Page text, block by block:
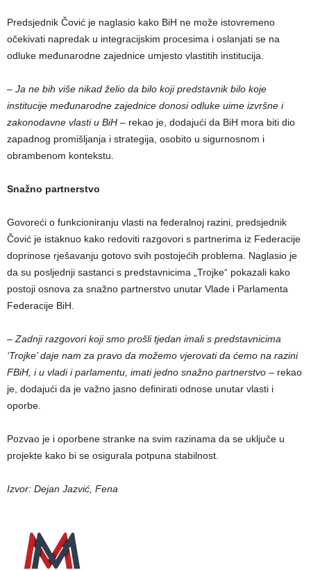
Predsjednik Čović je naglasio kako BiH ne može istovremeno
očekivati napredak u integracijskim procesima i oslanjati se na
odluke međunarodne zajednice umjesto vlastitih institucija.
– Ja ne bih više nikad želio da bilo koji predstavnik bilo koje
institucije međunarodne zajednice donosi odluke uime izvršne i
zakonodavne vlasti u BiH – rekao je, dodajući da BiH mora biti dio
zapadnog promišljanja i strategija, osobito u sigurnosnom i
obrambenom kontekstu.
Snažno partnerstvo
Govoreći o funkcioniranju vlasti na federalnoj razini, predsjednik
Čović je istaknuo kako redoviti razgovori s partnerima iz Federacije
doprinose rješavanju gotovo svih postojećih problema. Naglasio je
da su posljednji sastanci s predstavnicima „Trojke“ pokazali kako
postoji osnova za snažno partnerstvo unutar Vlade i Parlamenta
Federacije BiH.
– Zadnji razgovori koji smo prošli tjedan imali s predstavnicima
‘Trojke’ daje nam za pravo da možemo vjerovati da ćemo na razini
FBiH, i u vladi i parlamentu, imati jedno snažno partnerstvo – rekao
je, dodajući da je važno jasno definirati odnose unutar vlasti i
oporbe.
Pozvao je i oporbene stranke na svim razinama da se uključe u
projekte kako bi se osigurala potpuna stabilnost.
Izvor: Dejan Jazvić, Fena